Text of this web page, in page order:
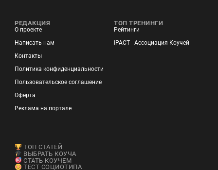
РЕДАКЦИЯ
О проекте
Написать нам
Контакты
Политика конфиденциальности
Пользовательское соглашение
Оферта
Реклама на портале
ТОП ТРЕНИНГИ
Рейтинги
IPACT - Ассоциация Коучей
ТОП СТАТЕЙ
ВЫБРАТЬ КОУЧА
СТАТЬ КОУЧЕМ
ТЕСТ СОЦИОТИПА